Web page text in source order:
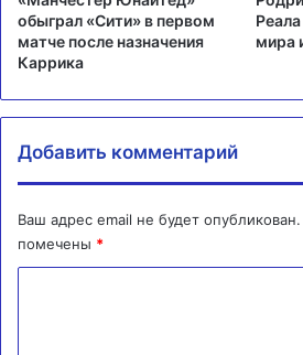
обыграл «Сити» в первом
матче после назначения
Каррика
мира
Добавить комментарий
Ваш адрес email не будет опубликован.
помечены *